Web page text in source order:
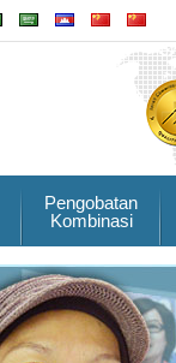
Pengobatan
Kombinasi